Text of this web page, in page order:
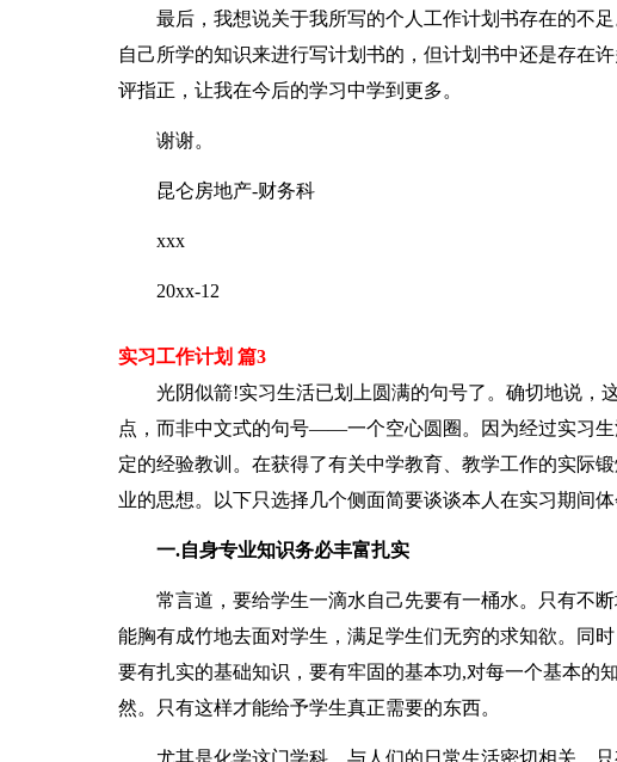
最后，我想说关于我所写的个人工作计划书存在的不
自己所学的知识来进行写计划书的，但计划书中还是存在
评指正，让我在今后的学习中学到更多。
谢谢。
昆仑房地产-财务科
xxx
20xx-12
实习工作计划 篇3
光阴似箭!实习生活已划上圆满的句号了。确切地说
点，而非中文式的句号——一个空心圆圈。因为经过实习
定的经验教训。在获得了有关中学教育、教学工作的实际
业的思想。以下只选择几个侧面简要谈谈本人在实习期间体
一.自身专业知识务必丰富扎实
常言道，要给学生一滴水自己先要有一桶水。只有不
能胸有成竹地去面对学生，满足学生们无穷的求知欲。同
要有扎实的基础知识，要有牢固的基本功,对每一个基本的
然。只有这样才能给予学生真正需要的东西。
尤其是化学这门学科，与人们的日常生活密切相关。